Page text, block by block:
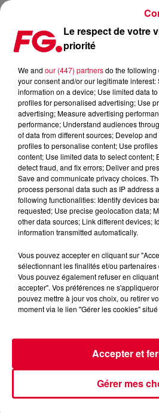
MINIMIX FG : STARTER FG
Le respect de votre
priorité
We and our (447) partnersdo the following
your consent and/or our legitimate interest:
information on a device; Use limited data
profiles for personalised advertising; Use
advertising; Measure advertising
performance; Understand audiences
of data from different sources; Develop
profiles to personalise content; Use
content; Use limited data to select content;
detect fraud, and fix errors; Deliver and
Save and communicate privacy choices.
process personal data such as IP address
following functionalities: Identify devices
requested; Use precise geolocation data;
other data sources; Link different devices;
information transmitted automatically.
Vous pouvez accepter en cliquant sur
sélectionnant les finalités et/ou partenaires
Vous pouvez également refuser en
accepter". Vos préférences ne
pouvez mettre à jour vos choix, ou retirer
moment via le lien "Gérer les cookies"
Gérer mes
Accepter et